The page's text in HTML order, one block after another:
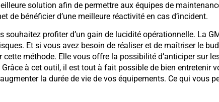
solution afin de permettre aux équipes de
de bénéficier d’une meilleure réactivité en cas d’incident.
souhaitez profiter d’un gain de lucidité opérationnelle. La
Et si vous avez besoin de réaliser et de maîtriser le
méthode. Elle vous offre la possibilité d’anticiper sur
à cet outil, il est tout à fait possible de bien entretenir
la durée de vie de vos équipements. Ce qui vous